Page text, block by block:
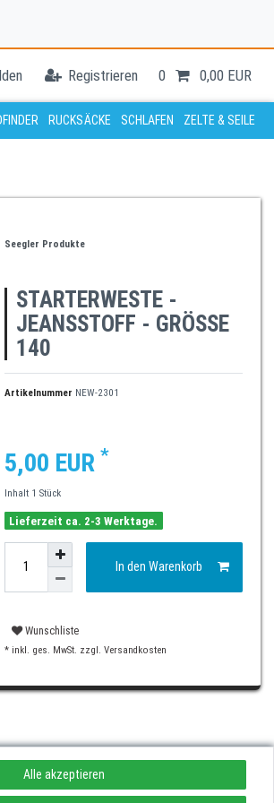
Registrieren 0 0,00 EUR
RUCKSÄCKE SCHLAFEN ZELTE & SEILE
Seegler Produkte
STARTERWESTE -
JEANSSTOFF - GRÖSSE 1
40
Artikelnummer NEW-2301
5,00 EUR *
Inhalt 1 Stück
Lieferzeit ca. 2-3 Werktage.
In den Warenkorb
Wunschliste
* inkl. ges. MwSt. zzgl. Versandkosten
Alle akzeptieren